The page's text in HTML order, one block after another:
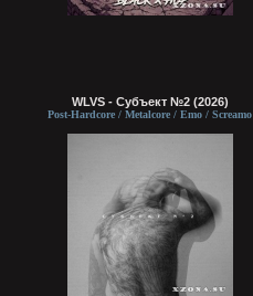
WLVS - Субъект №2 (2026)
Post-Hardcore / Metalcore / Emo / Screamo